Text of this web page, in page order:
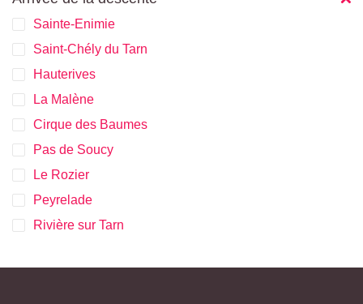
Sainte-Enimie
Saint-Chély du Tarn
Hauterives
La Malène
Cirque des Baumes
Pas de Soucy
Le Rozier
Peyrelade
Rivière sur Tarn